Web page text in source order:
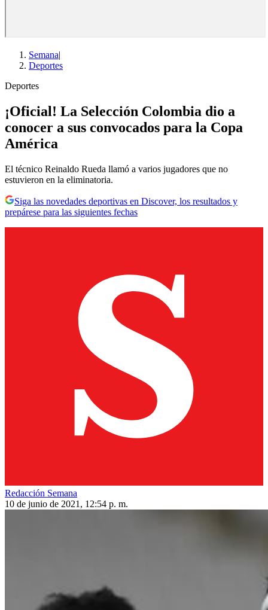
Semana|
Deportes
Deportes
¡Oficial! La Selección Colombia dio a
conocer a sus convocados para la Copa
América
El técnico Reinaldo Rueda llamó a varios jugadores que no
estuvieron en la eliminatoria.
Siga las novedades deportivas en Discover, los resultados y
prepárese para las siguientes fechas
Redacción Semana
10 de junio de 2021, 12:54 p. m.